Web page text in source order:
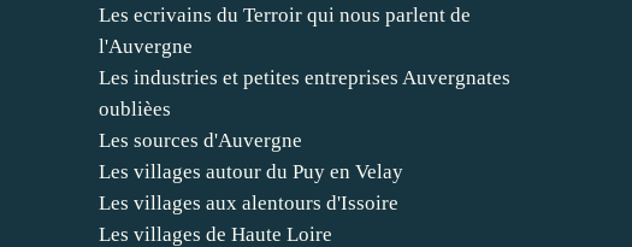
Les ecrivains du Terroir qui nous parlent de
l'Auvergne
Les industries et petites entreprises Auvergnates
oublièes
Les sources d'Auvergne
Les villages autour du Puy en Velay
Les villages aux alentours d'Issoire
Les villages de Haute Loire